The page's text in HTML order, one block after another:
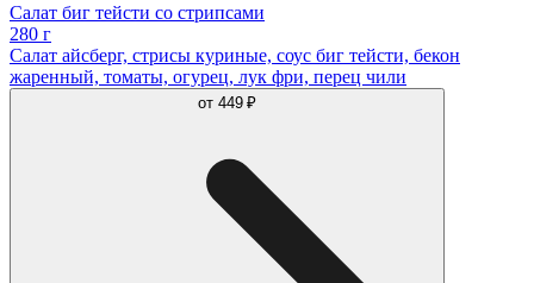
Салат биг тейсти со стрипсами
280 г
Салат айсберг, стрисы куриные, соус биг тейсти, бекон
жаренный, томаты, огурец, лук фри, перец чили
от 449 ₽